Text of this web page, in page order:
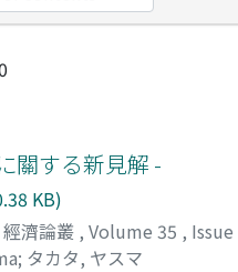
關する新見解 -
KB)
經濟論叢 , Volume 35 , Issue
; タカタ, ヤスマ